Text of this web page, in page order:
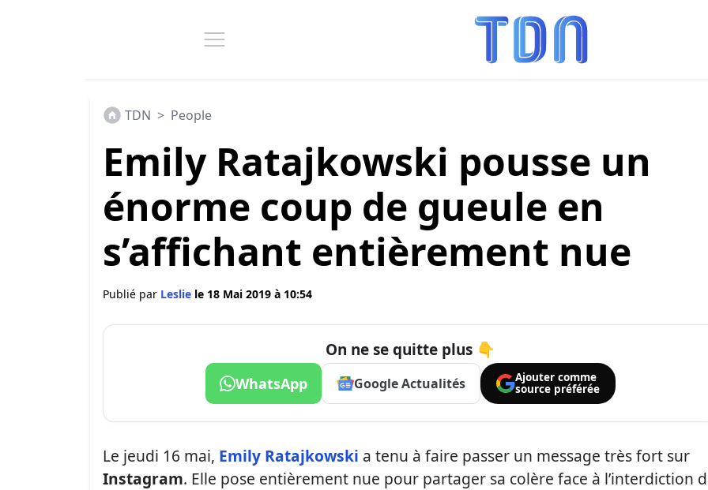
TDN > People
Emily Ratajkowski pousse un
énorme coup de gueule en
s’affichant entièrement nue
Publié par Leslie le 18 Mai 2019 à 10:54
On ne se quitte plus 👇
WhatsApp Google Actualités
Ajouter comme
source préférée
Le jeudi 16 mai, Emily Ratajkowski a tenu à faire passer un message très fort sur
Instagram. Elle pose entièrement nue pour partager sa colère face à l’interdiction